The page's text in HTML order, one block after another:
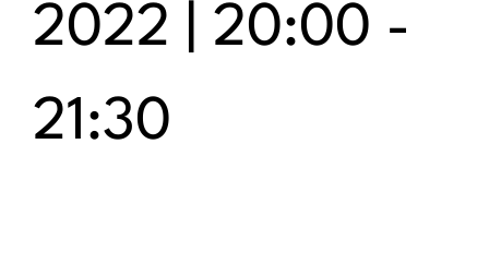
2022 | 20:00 -
21:30